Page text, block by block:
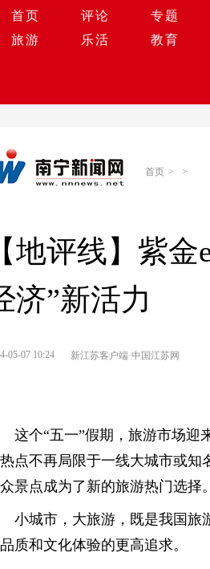
首页 评论 专题
旅游
乐活 教育
首页 > >
【地评线】紫
济”新活力
05-07 10:24 新江苏客户端·中国江苏网
这个“五一”假期，旅游市场迎
点不再局限于一线大城市或知
景点成为了新的旅游热门选择。
小城市，大旅游，既是我国旅
质和文化体验的更高追求。